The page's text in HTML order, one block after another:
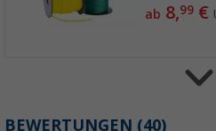
ab 8,99 €
Berger
BEWERTUNGEN (40)